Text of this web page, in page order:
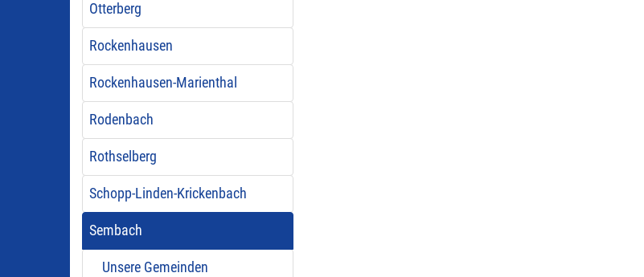
Otterberg
Rockenhausen
Rockenhausen-Marienthal
Rodenbach
Rothselberg
Schopp-Linden-Krickenbach
Sembach
Unsere Gemeinden